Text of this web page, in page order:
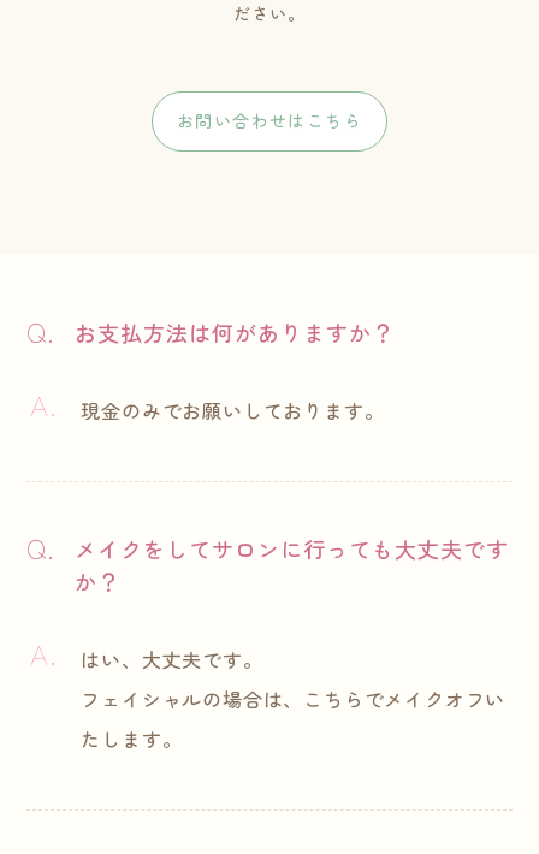
ださい。
お問い合わせはこちら
お支払方法は何がありますか？
現金のみでお願いしております。
メイクをしてサロンに行っても大丈夫です
か？
はい、大丈夫です。
フェイシャルの場合は、こちらでメイクオフい
たします。